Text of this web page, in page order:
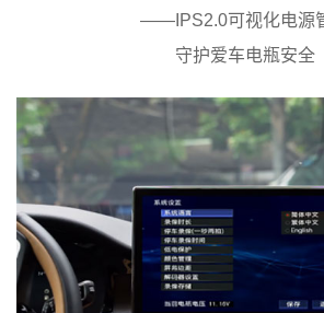
——IPS2.0可视化电源
守护爱车电瓶安全